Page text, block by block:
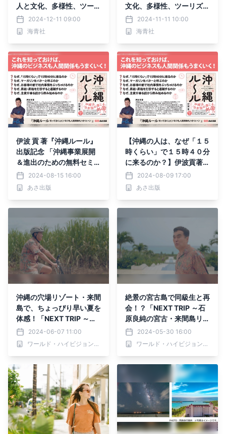
人と文化、多様性、ツーリ
ズムなどが焦点
2024-12-11 09:00
海青社
文化、多様性、ツーリズム
などが焦点
2024-11-11 10:00
海青社
伊波 貢 著『沖縄ルール』
出版記念 「沖縄事業展開
＆進出のための無料セミナ
ー」東京・名古屋・京都・
広島・福岡で開催！
2024-08-15 16:00
あさ出版
【沖縄の人は、なぜ「１５
時くらい」で１５時４０分
に来るのか？】伊波貢著
『沖縄ルール 知っておく
とビジネスも人間関係もう
まくいく！』2024年8月2
2024-08-09 17:00
あさ出版
沖縄の穴場リゾート・来間
島で、ちょっぴり早い夏を
体感！「NEXT TRIP ～石
原良純の宮古・来間島リゾ
ート旅 後編～」6月10日
(月)夕方6時00分からBS1
2024-06-07 11:00
ワールド・ハイビジョン・チャンネル株式会社
絶景の宮古島で同級生と再
会！？「NEXT TRIP ～石
原良純の宮古・来間島リゾ
ート旅 前編～」6月3日
(月)夕方6時00分からBS1
2で放送！
2024-05-30 16:00
ワールド・ハイビジョン・チャンネル株式会社